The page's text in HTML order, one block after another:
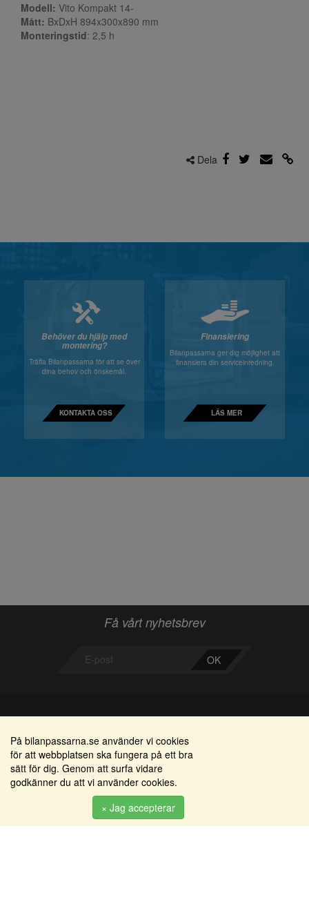
Modell: Vito Kompakt 14-
Mått: BxDxH 894x300x890 mm
Monteringstid: 2,5 h
Dela
Behöver du hjälp med
montering?
Träffa Bilanpassarna för att se över
dina behov och önskemål.
KONTAKTA OSS
Finansiering
Bilanpassarna ger dig möjlighet att
finansiera din serviceinredning.
LÄS MER
Få vårt nyhetsbrev
OK
Bilanpassarna
Smedjegatan 22
352 46 Växjö
info@bilanpassarna.se
Områden
Alkomätare / alkolås
Elprodukter
Serviceinredningar
Tillbehörs artiklar
På bilanpassarna.se använder vi cookies
för att webbplatsen ska fungera på ett bra
sätt för dig. Genom att surfa vidare
godkänner du att vi använder cookies.
× Jag accepterar